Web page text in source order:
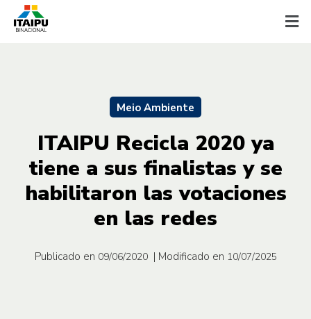
Meio Ambiente
ITAIPU Recicla 2020 ya
tiene a sus finalistas y se
habilitaron las votaciones
en las redes
Publicado en 09/06/2020 | Modificado en 10/07/2025